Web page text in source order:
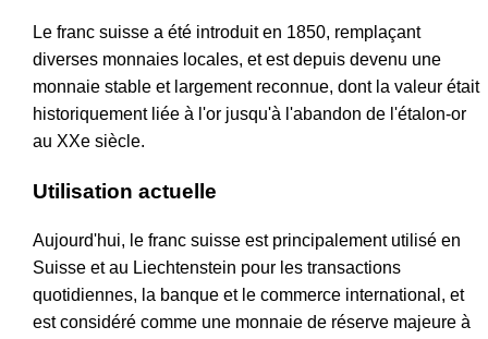
Le franc suisse a été introduit en 1850, remplaçant
diverses monnaies locales, et est depuis devenu une
monnaie stable et largement reconnue, dont la valeur était
historiquement liée à l'or jusqu'à l'abandon de l'étalon-or
au XXe siècle.
Utilisation actuelle
Aujourd'hui, le franc suisse est principalement utilisé en
Suisse et au Liechtenstein pour les transactions
quotidiennes, la banque et le commerce international, et
est considéré comme une monnaie de réserve majeure à